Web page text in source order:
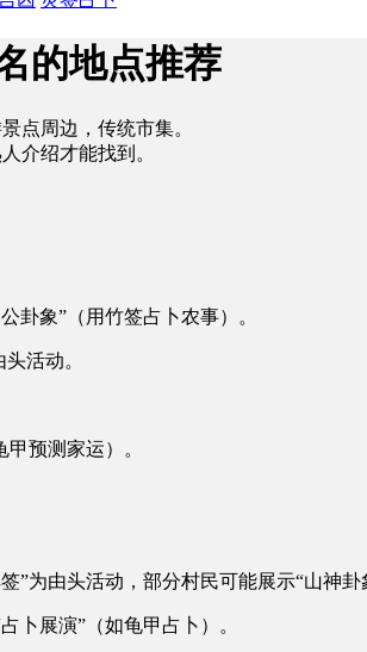
的地点推荐
点周边，传统市集。
介绍才能找到。
卦象”（用竹签占卜农事）。
活动。
预测家运）。
为由头活动，部分村民可能展示“山神卦
卜展演”（如龟甲占卜）。